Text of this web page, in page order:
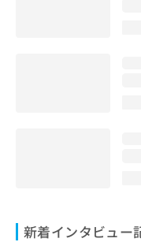
新着インタビュー